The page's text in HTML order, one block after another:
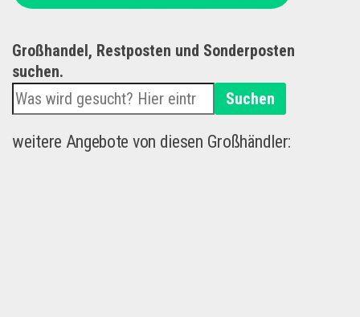
Großhandel, Restposten und Sonderposten
suchen.
Suchen
weitere Angebote von diesen Großhändler: